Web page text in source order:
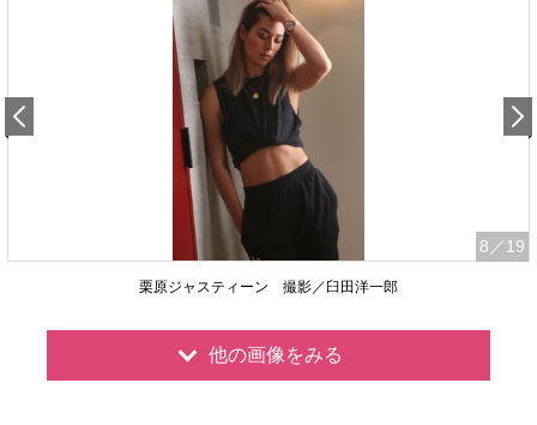
8 ／19
栗原ジャスティーン 撮影／臼田洋一郎
他の画像をみる